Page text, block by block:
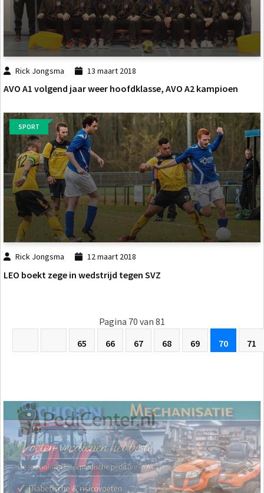
Rick Jongsma 13 maart 2018
AVO A1 volgend jaar weer hoofdklasse, AVO A2 kampioen
SPORT
Rick Jongsma 12 maart 2018
LEO boekt zege in wedstrijd tegen SVZ
Pagina 70 van 81
65
66 67 68 69 70 71